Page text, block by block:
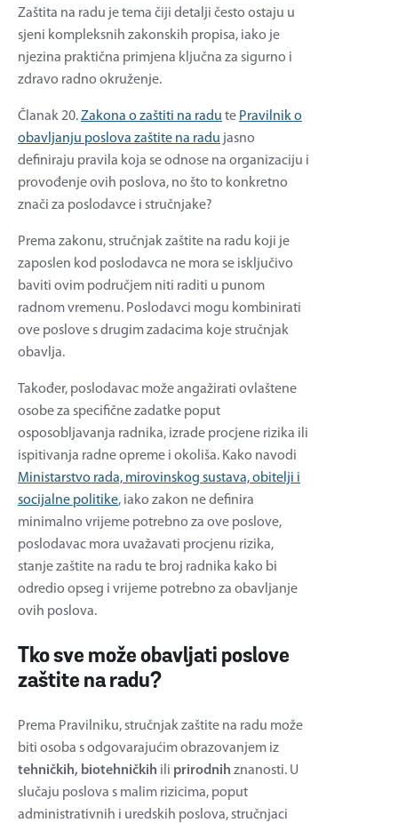
Zaštita na radu je tema čiji detalji često ostaju u
sjeni kompleksnih zakonskih propisa, iako je
njezina praktična primjena ključna za sigurno i
zdravo radno okruženje.
Članak 20.Zakona o zaštiti na radu te Pravilnik o
obavljanju poslova zaštite na radu jasno
definiraju pravila koja se odnose na organizaciju i
provođenje ovih poslova, no što to konkretno
znači za poslodavce i stručnjake?
Prema zakonu, stručnjak zaštite na radu koji je
zaposlen kod poslodavca ne mora se isključivo
baviti ovim područjem niti raditi u punom
radnom vremenu. Poslodavci mogu kombinirati
ove poslove s drugim zadacima koje stručnjak
obavlja.
Također, poslodavac može angažirati ovlaštene
osobe za specifične zadatke poput
osposobljavanja radnika, izrade procjene rizika ili
ispitivanja radne opreme i okoliša. Kako navodi
Ministarstvo rada, mirovinskog sustava, obitelji i
socijalne politike, iako zakon ne definira
minimalno vrijeme potrebno za ove poslove,
poslodavac mora uvažavati procjenu rizika,
stanje zaštite na radu te broj radnika kako bi
odredio opseg i vrijeme potrebno za obavljanje
ovih poslova.
Tko sve može obavljati poslove
zaštite na radu?
Prema Pravilniku, stručnjak zaštite na radu može
biti osoba s odgovarajućim obrazovanjem iz
tehničkih, biotehničkih ili prirodnih znanosti. U
slučaju poslova s malim rizicima, poput
administrativnih i uredskih poslova, stručnjaci